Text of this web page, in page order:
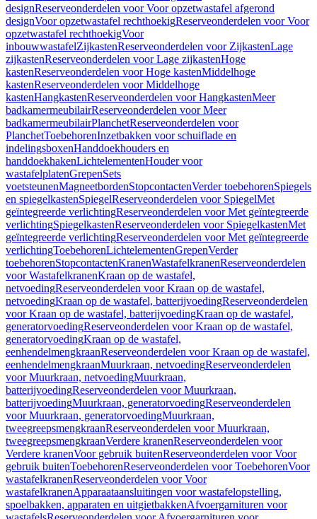
designReserveonderdelen voor Voor opzetwastafel afgerond
designVoor opzetwastafel rechthoekigReserveonderdelen voor Voor
opzetwastafel rechthoekigVoor
inbouwwastafelZijkastenReserveonderdelen voor ZijkastenLage
zijkastenReserveonderdelen voor Lage zijkastenHoge
kastenReserveonderdelen voor Hoge kastenMiddelhoge
kastenReserveonderdelen voor Middelhoge
kastenHangkastenReserveonderdelen voor HangkastenMeer
badkamermeubilairReserveonderdelen voor Meer
badkamermeubilairPlanchetReserveonderdelen voor
PlanchetToebehorenInzetbakken voor schuiflade en
indelingsboxenHanddoekhouders en
handdoekhakenLichtelementenHouder voor
wastafelplatenGrepenSets
voetsteunenMagneetbordenStopcontactenVerder toebehorenSpiegels
en spiegelkastenSpiegelReserveonderdelen voor SpiegelMet
geïntegreerde verlichtingReserveonderdelen voor Met geïntegreerde
verlichtingSpiegelkastenReserveonderdelen voor SpiegelkastenMet
geïntegreerde verlichtingReserveonderdelen voor Met geïntegreerde
verlichtingToebehorenLichtelementenGrepenVerder
toebehorenStopcontactenKranenWastafelkranenReserveonderdelen
voor WastafelkranenKraan op de wastafel,
netvoedingReserveonderdelen voor Kraan op de wastafel,
netvoedingKraan op de wastafel, batterijvoedingReserveonderdelen
voor Kraan op de wastafel, batterijvoedingKraan op de wastafel,
generatorvoedingReserveonderdelen voor Kraan op de wastafel,
generatorvoedingKraan op de wastafel,
eenhendelmengkraanReserveonderdelen voor Kraan op de wastafel,
eenhendelmengkraanMuurkraan, netvoedingReserveonderdelen
voor Muurkraan, netvoedingMuurkraan,
batterijvoedingReserveonderdelen voor Muurkraan,
batterijvoedingMuurkraan, generatorvoedingReserveonderdelen
voor Muurkraan, generatorvoedingMuurkraan,
tweegreepsmengkraanReserveonderdelen voor Muurkraan,
tweegreepsmengkraanVerdere kranenReserveonderdelen voor
Verdere kranenVoor gebruik buitenReserveonderdelen voor Voor
gebruik buitenToebehorenReserveonderdelen voor ToebehorenVoor
wastafelkranenReserveonderdelen voor Voor
wastafelkranenApparaataansluitingen voor wastafelopstelling,
spoelbakken, apparaten en uitgietbakkenAfvoergarnituren voor